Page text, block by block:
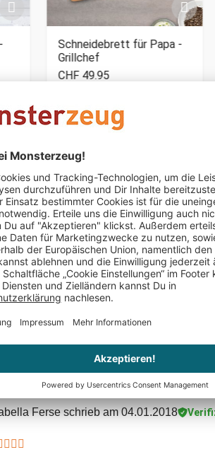
Schneidebrett für Papa -
Grillchef
CHF 49.95
schrieb am 24.10.2021 Verifizierter
Soll ein Geschenk sein für
ein Geschenk sein für meine Nichte.
Die Verpackung ist etwas
Abbildung als Vorlage zum
Teile doch stark verbiegen.
Ferseschrieb am 04.01.2018